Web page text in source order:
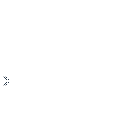
Última
página